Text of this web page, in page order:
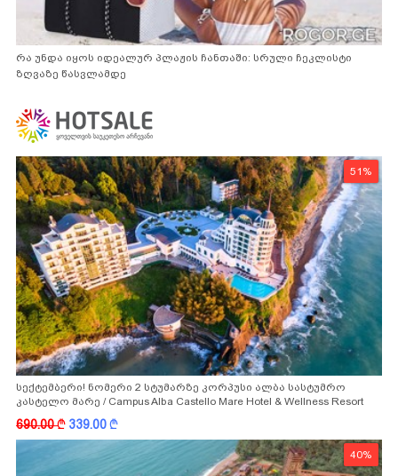
რა უნდა იყოს იდეალურ პლაჟის ჩანთაში: სრული ჩეკლისტი
ზღვაზე წასვლამდე
51%
სექტემბერი! ნომერი 2 სტუმარზე კორპუსი ალბა სასტუმრო
კასტელო მარე / Campus Alba Castello Mare Hotel & Wellness Resort
-სგან!
690.00k 339.00k
40%